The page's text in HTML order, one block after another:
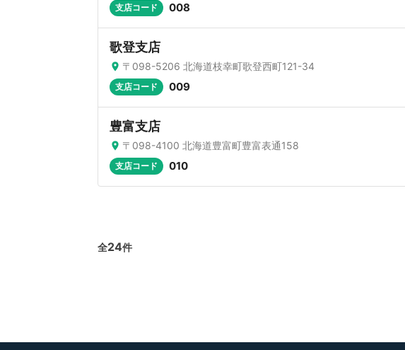
支店コード 008
歌登支店
〒098-5206 北海道枝幸町歌登西町121-34
支店コード 009
豊富支店
〒098-4100 北海道豊富町豊富表通158
支店コード 010
全24件